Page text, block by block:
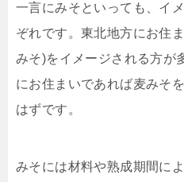
一言にみそといっても、イ
ぞれです。東北地方にお住
みそ)をイメージされる方が
にお住まいであれば麦みそ
はずです。
みそには材料や熟成期間に